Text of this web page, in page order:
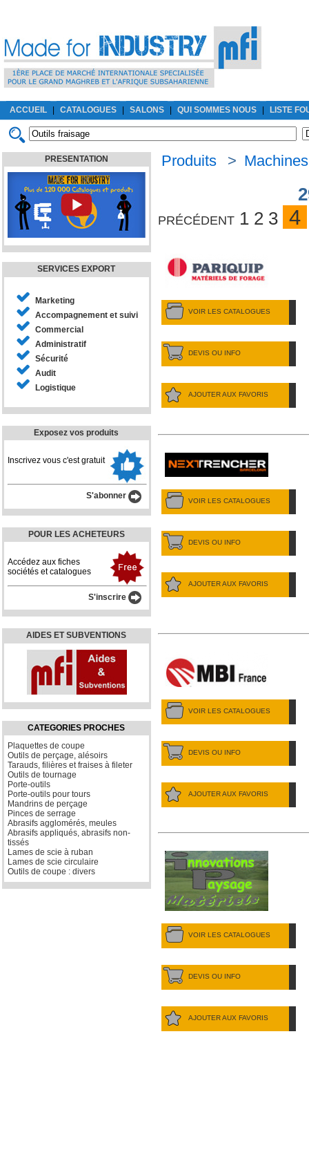
ACCUEIL CATALOGUES SALONS QUI SOMMES NOUS LISTE
PRESENTATION
SERVICES EXPORT
Marketing
Accompagnement et suivi
Commercial
Administratif
Sécurité
Audit
Logistique
Exposez vos produits
Inscrivez vous c'est gratuit
S'abonner
POUR LES ACHETEURS
Accédez aux fiches
sociétés et catalogues
S'inscrire
AIDES ET SUBVENTIONS
CATEGORIES PROCHES
Plaquettes de coupe
Outils de perçage, alésoirs
Tarauds, filières et fraises à fileter
Outils de tournage
Porte-outils
Porte-outils pour tours
Mandrins de perçage
Pinces de serrage
Abrasifs agglomérés, meules
Abrasifs appliqués, abrasifs non-
tissés
Lames de scie à ruban
Lames de scie circulaire
Outils de coupe : divers
Produits >
précédent 1 2 3 4
VOIR LES CATALOGUES
DEVIS OU INFO
AJOUTER AUX FAVORIS
VOIR LES CATALOGUES
DEVIS OU INFO
AJOUTER AUX FAVORIS
VOIR LES CATALOGUES
DEVIS OU INFO
AJOUTER AUX FAVORIS
VOIR LES CATALOGUES
DEVIS OU INFO
AJOUTER AUX FAVORIS